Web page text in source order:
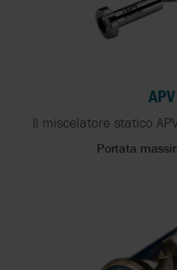
Il miscelatore statico
Portata